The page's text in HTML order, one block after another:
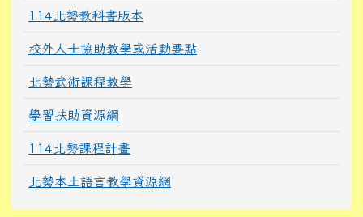
114北勢教科書版本
校外人士協助教學或活動要點
北勢武術課程教學
學習扶助資源網
114北勢課程計畫
北勢本土語言教學資源網